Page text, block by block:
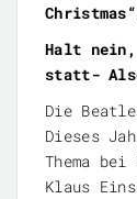
Halt
statt-
Die
Dieses
Thema
Klaus